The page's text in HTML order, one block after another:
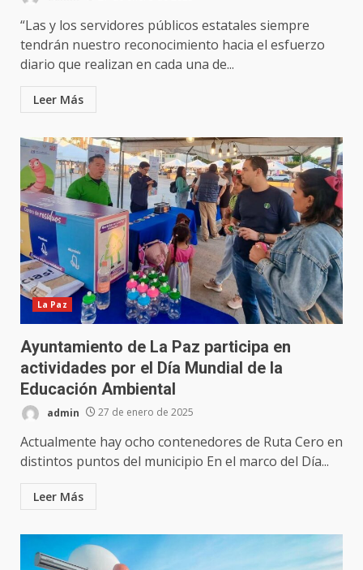
“Las y los servidores públicos estatales siempre
tendrán nuestro reconocimiento hacia el esfuerzo
diario que realizan en cada una de...
Leer Más
La Paz
Ayuntamiento de La Paz participa en
actividades por el Día Mundial de la
Educación Ambiental
admin 27 de enero de 2025
Actualmente hay ocho contenedores de Ruta Cero en
distintos puntos del municipio En el marco del Día...
Leer Más